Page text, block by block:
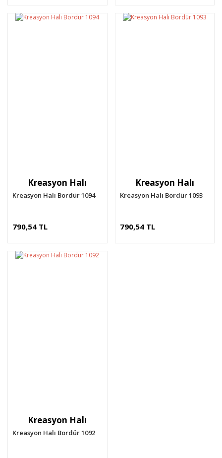
Kreasyon Halı
Kreasyon Halı Bordür 1094
790,54 TL
Kreasyon Halı
Kreasyon Halı Bordür 1093
790,54 TL
Kreasyon Halı
Kreasyon Halı Bordür 1092